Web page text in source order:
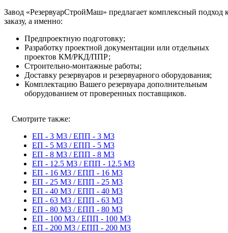
Завод «РезервуарСтройМаш» предлагает комплексный подход
заказу, а именно:
Предпроектную подготовку;
Разработку проектной документации или отдельных
проектов КМ/РКД/ППР;
Строительно-монтажные работы;
Доставку резервуаров и резервуарного оборудования;
Комплектацию Вашего резервуара дополнительным
оборудованием от проверенных поставщиков.
Смотрите также:
ЕП - 3 М3 / ЕПП - 3 М3
ЕП - 5 М3 / ЕПП - 5 М3
ЕП - 8 М3 / ЕПП - 8 М3
ЕП - 12.5 М3 / ЕПП - 12.5 М3
ЕП - 16 М3 / ЕПП - 16 М3
ЕП - 25 М3 / ЕПП - 25 М3
ЕП - 40 М3 / ЕПП - 40 М3
ЕП - 63 М3 / ЕПП - 63 М3
ЕП - 80 М3 / ЕПП - 80 М3
ЕП - 100 М3 / ЕПП - 100 М3
ЕП - 200 М3 / ЕПП - 200 М3